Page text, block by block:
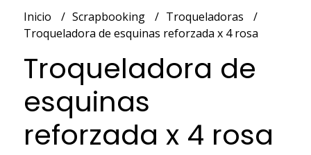
Inicio Scrapbooking
Troqueladoras
Troqueladora de esquinas reforzada x 4 rosa
Troqueladora de
esquinas
reforzada x 4 rosa